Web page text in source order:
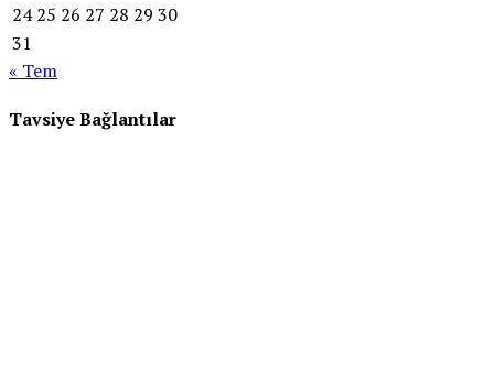
24 25 26 27 28 29 30
31
« Tem
Tavsiye Bağlantılar